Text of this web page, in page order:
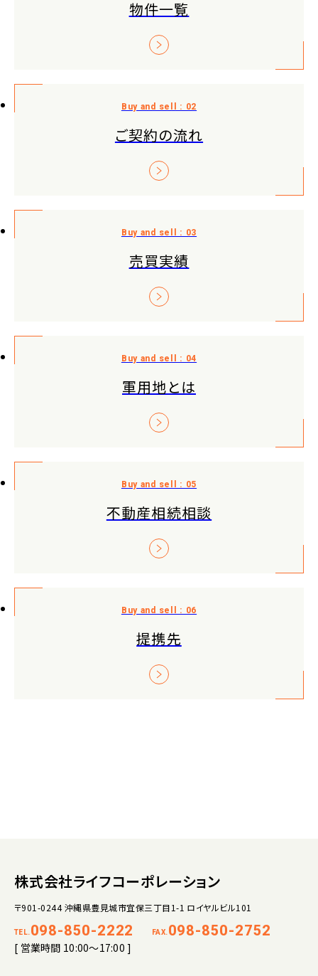
物件一覧
ご契約の流れ
売買実績
軍用地とは
不動産相続相談
提携先
株式会社ライフコーポレーション
〒901-0244 沖縄県豊見城市宜保三丁目1-1 ロイヤルビル101
TEL. 098-850-2222 FAX. 098-850-2752
[ 営業時間 10:00～17:00 ]